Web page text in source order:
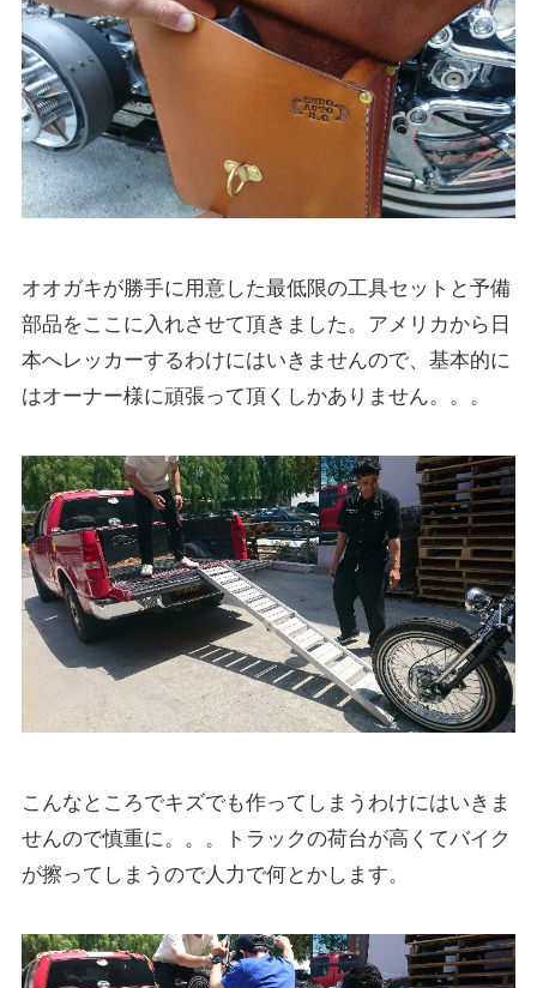
オオガキが勝手に用意した最低限の工具セットと予備
部品をここに入れさせて頂きました。アメリカから日
本へレッカーするわけにはいきませんので、基本的に
はオーナー様に頑張って頂くしかありません。。。
こんなところでキズでも作ってしまうわけにはいきま
せんので慎重に。。。トラックの荷台が高くてバイク
が擦ってしまうので人力で何とかします。